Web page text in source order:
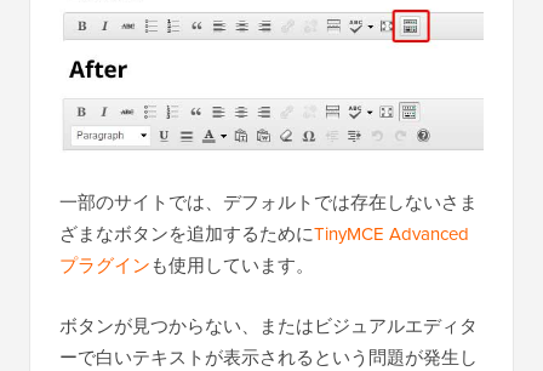
一部のサイトでは、デフォルトでは存在しないさま
ざまなボタンを追加するためにTinyMCE Advanced
プラグインも使用しています。
ボタンが見つからない、またはビジュアルエディタ
ーで白いテキストが表示されるという問題が発生し